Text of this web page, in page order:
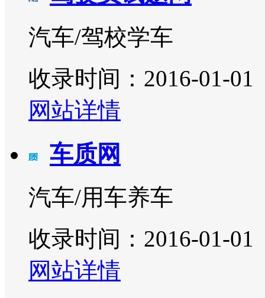
汽车/驾校学车
收录时间：2016-01-01
网站详情
车质网
汽车/用车养车
收录时间：2016-01-01
网站详情